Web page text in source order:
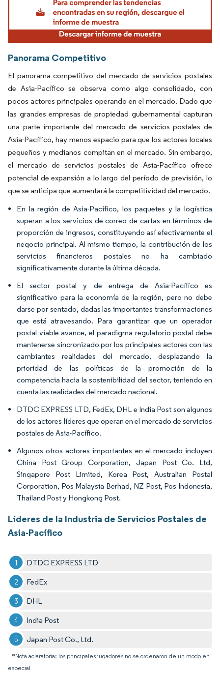
Panorama Competitivo
El panorama competitivo del mercado de servicios postales
de Asia-Pacífico se observa como algo consolidado, con
pocos actores principales operando en el mercado. Dado que
las grandes empresas de propiedad gubernamental capturan
una parte importante del mercado de servicios postales de
Asia-Pacífico, hay menos espacio para que los actores locales
pequeños y medianos compitan en el mercado. Sin embargo,
el mercado de servicios postales de Asia-Pacífico ofrece
potencial de expansión a lo largo del período de previsión, lo
que se anticipa que aumentará la competitividad del mercado.
En la región de Asia-Pacífico, los paquetes y la logística
superan a los servicios de correo de cartas en términos de
proporción de ingresos, constituyendo así efectivamente el
negocio principal. Al mismo tiempo, la contribución de los
servicios financieros postales no ha cambiado
significativamente durante la última década.
El sector postal y de entrega de Asia-Pacífico es
significativo para la economía de la región, pero no debe
darse por sentado, dadas las importantes transformaciones
que está atravesando. Para garantizar que un operador
postal viable avance, el paradigma regulatorio postal debe
mantenerse sincronizado por los principales actores con las
cambiantes realidades del mercado, desplazando la
prioridad de las políticas de la promoción de la
competencia hacia la sostenibilidad del sector, teniendo en
cuenta las realidades del mercado nacional.
DTDC EXPRESS LTD, FedEx, DHL e India Post son algunos
de los actores líderes que operan en el mercado de servicios
postales de Asia-Pacífico.
Algunos otros actores importantes en el mercado incluyen
China Post Group Corporation, Japan Post Co. Ltd,
Singapore Post Limited, Korea Post, Australian Postal
Corporation, Pos Malaysia Berhad, NZ Post, Pos Indonesia,
Thailand Post y Hongkong Post.
Líderes de la Industria de Servicios Postales de
Asia-Pacífico
DTDC EXPRESS LTD
FedEx
DHL
India Post
Japan Post Co., Ltd.
*Nota aclaratoria: los principales jugadores no se ordenaron de un modo en
especial